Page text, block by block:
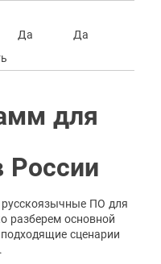
Да Да
для
России
ПО для
разберем основной
сценарии